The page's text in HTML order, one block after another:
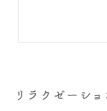
リラクゼーシ